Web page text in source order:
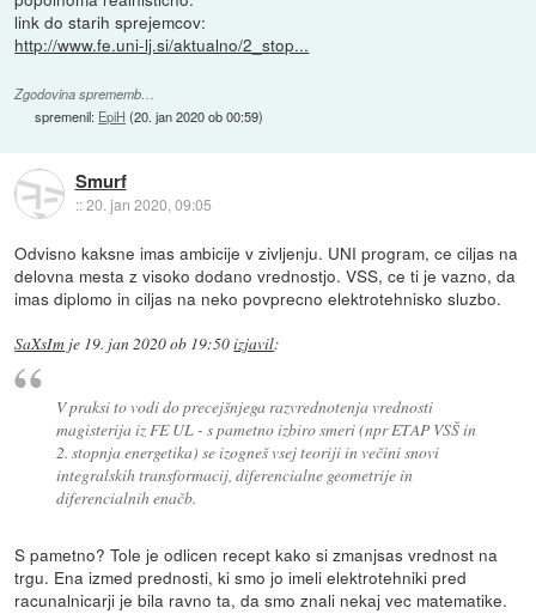
link do starih sprejemcov:
http://www.fe.uni-lj.si/aktualno/2_stop...
Zgodovina sprememb…
spremenil: EpiH (20. jan 2020 ob 00:59)
Smurf
::20. jan 2020, 09:05
Odvisno kaksne imas ambicije v zivljenju. UNI program, ce ciljas na
delovna mesta z visoko dodano vrednostjo. VSS, ce ti je vazno, da
imas diplomo in ciljas na neko povprecno elektrotehnisko sluzbo.
SaXsIm je 19. jan 2020 ob 19:50izjavil:
V praksi to vodi do precejšnjega razvrednotenja vrednosti
magisterija iz FE UL - s pametno izbiro smeri (npr ETAP VSŠ in
2. stopnja energetika) se izogneš vsej teoriji in večini snovi
integralskih transformacij, diferencialne geometrije in
diferencialnih enačb.
S pametno? Tole je odlicen recept kako si zmanjsas vrednost na
trgu. Ena izmed prednosti, ki smo jo imeli elektrotehniki pred
racunalnicarji je bila ravno ta, da smo znali nekaj vec matematike.